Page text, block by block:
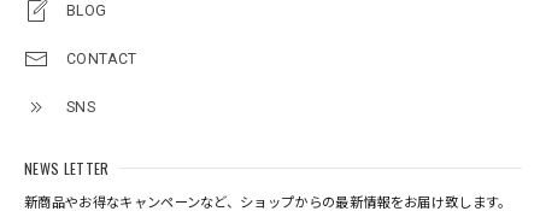
BLOG
CONTACT
SNS
NEWS LETTER
新商品やお得なキャンペーンなど、ショップからの最新情報をお届け致します。